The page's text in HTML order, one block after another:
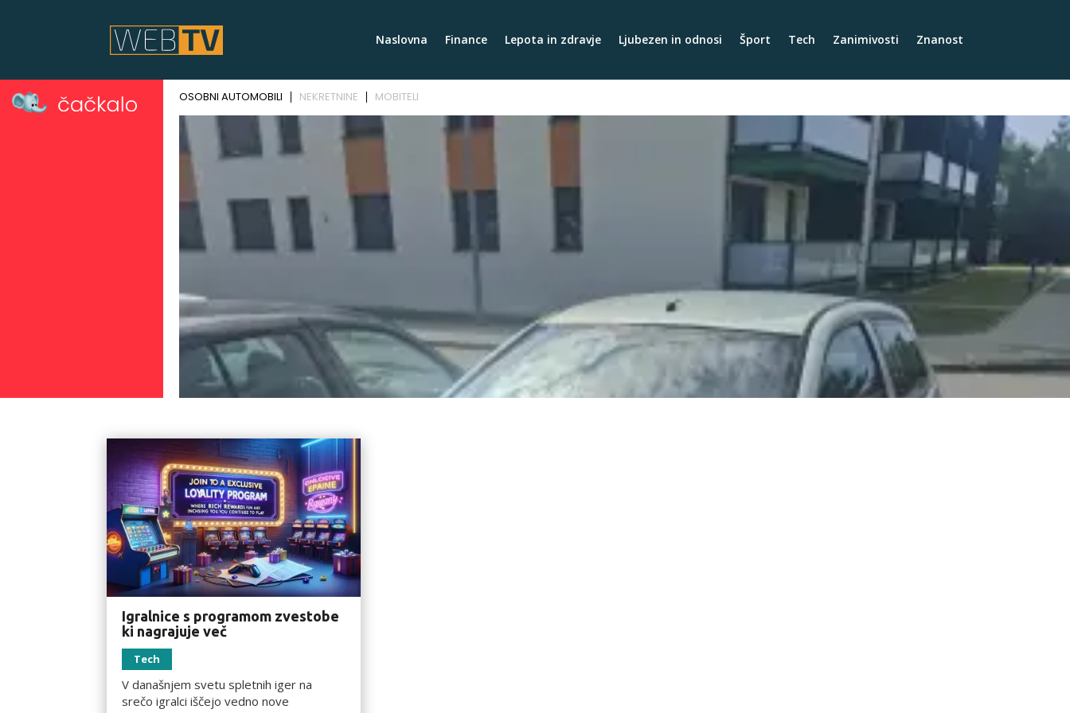
Naslovna Finance Lepota in zdravje Ljubezen in odnosi Šport Tech Zanimivosti Znanost
Igralnice s programom zvestobe
ki nagrajuje več
Tech
V današnjem svetu spletnih iger na
srečo igralci iščejo vedno nove